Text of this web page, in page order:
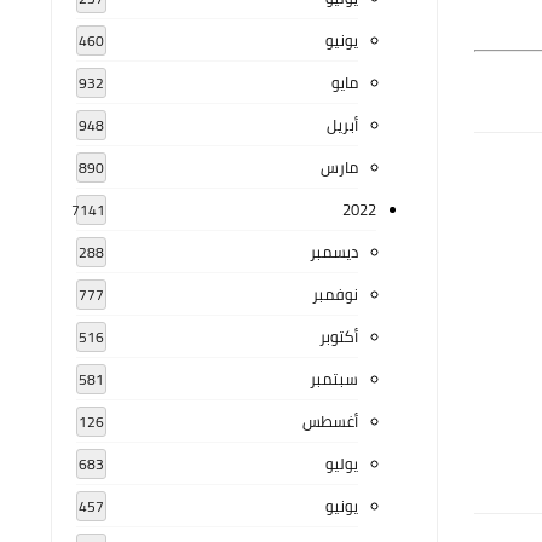
يونيو 460
مايو 932
أبريل 948
مارس 890
2022
7141
ديسمبر 288
نوفمبر 777
أكتوبر 516
سبتمبر 581
أغسطس 126
يوليو 683
يونيو 457